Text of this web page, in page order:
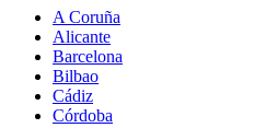
A Coruña
Alicante
Barcelona
Bilbao
Cádiz
Córdoba